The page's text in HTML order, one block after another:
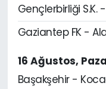
Gençlerbirliği S.K.
Gaziantep FK -
16 Ağustos,
Başakşehir -